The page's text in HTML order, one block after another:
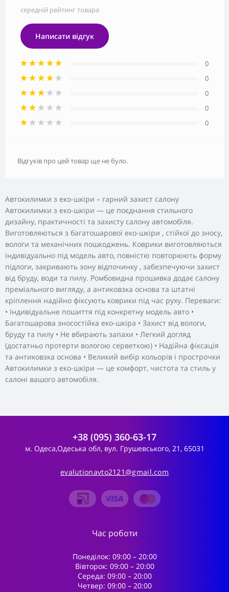
Автокилимки з еко-шкіри – гарний захист салону
Автокилимки з еко-шкіри — це поєднання стильного
дизайну, практичності та захисту салону автомобіля.
Виготовляються з багатошарової еко-шкіри , стійкої до зносу,
вологи та механічних пошкоджень. Коврики виготовляються
індивідуально під модель авто, повністю повторюють форму
підлоги, закривають зону відпочинку , забезпечуючи захист
від бруду, води та пилу. Ромбовидна прошивка додає салону
преміального вигляду, а антиковзка основа та штатні
кріплення надійно фіксують коврики під час руху. Переваги:
• Індивідуальне пошиття під конкретну модель авто •
Багатошарова зносостійка еко-шкіра • Захист від вологи,
бруду та пилу • Не вбирають запахи • Легкий догляд
(достатньо протерти вологою серветкою) • Надійна фіксація
та антиковзка основа • Великий вибір кольорів і прострочки
Автокилимки з еко-шкіри — це комфорт, чистота та стиль у
салоні вашого автомобіля.
середній рейтинг товара
Написати відгук
0
0
0
0
0
Відгуків про цей товар ще не було.
+38 (095) 360-63-17
м. Одеса,Одеська обл, вул. Грушевського, 21, 65031
evalutionavto2121@gmail.com
Час роботи
Понеділок: 09:00 – 20:00
Вівторок: 09:00 – 20:00
Середа: 09:00 – 20:00
Четвер: 09:00 – 20:00